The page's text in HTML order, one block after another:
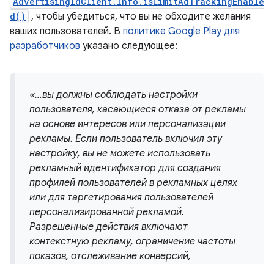
d() , чтобы убедиться, что вы не обходите желания
ваших пользователей. В политике Google Play для
разработчиков указано следующее:
«…вы должны соблюдать настройки
пользователя, касающиеся отказа от рекламы
на основе интересов или персонализации
рекламы. Если пользователь включил эту
настройку, вы не можете использовать
рекламный идентификатор для создания
профилей пользователей в рекламных целях
или для таргетирования пользователей
персонализированной рекламой.
Разрешенные действия включают
контекстную рекламу, ограничение частоты
показов, отслеживание конверсий,